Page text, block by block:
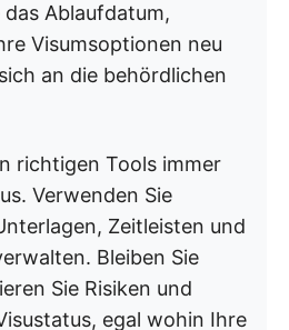
Ablaufdatum,
Visumsoptionen neu
an die behördlichen
richtigen Tools immer
Verwenden Sie
Zeitleisten und
Bleiben Sie
Sie Risiken und
egal wohin Ihre